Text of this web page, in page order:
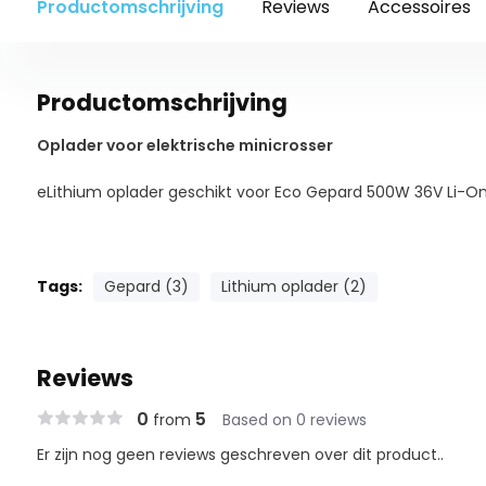
Productomschrijving Reviews Accessoires
Productomschrijving
Oplader voor elektrische minicrosser
eLithium oplader geschikt voor Eco Gepard 500W 36V Li-
Tags: Gepard (3) Lithium oplader (2)
Reviews
0 from 5 Based on 0 reviews
Er zijn nog geen reviews geschreven over dit product..